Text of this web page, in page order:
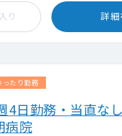
り 詳細
ったり勤務
4日勤務・当直な
病院